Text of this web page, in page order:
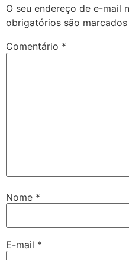
O seu endereço de e-mail
obrigatórios são
Comentário *
Nome *
E-mail *